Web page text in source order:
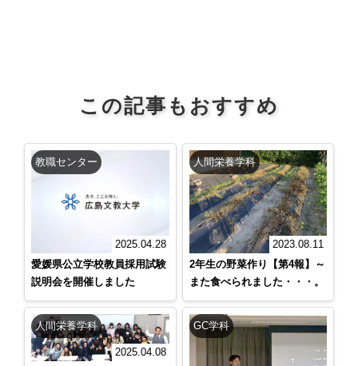
この記事もおすすめ
教職センター
2025.04.28
愛媛県公立学校教員採用試験
説明会を開催しました
人間栄養学科
2023.08.11
2年生の野菜作り【第4報】～
また食べられました・・・。
人間栄養学科
2025.04.08
GC学科